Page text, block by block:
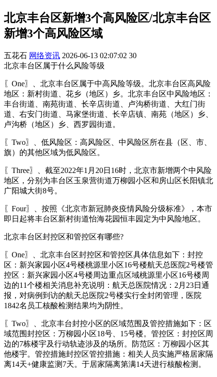
北京丰台区新增3个高风险区/北京丰台区
新增3个高风险区域
五花石 网络资讯 2026-06-13 02:07:02 30
北京丰台区属于什么风险等级
〖One〗、北京丰台区属于中高风险等级。北京丰台区高风险
地区：新村街道、花乡（地区）乡。北京丰台区中风险地区：
丰台街道、南苑街道、长辛店街道、卢沟桥街道、大红门街
道、右安门街道、马家堡街道、长辛店镇、南苑（地区）乡、
卢沟桥（地区）乡、西罗园街道。
〖Two〗、低风险区：高风险区、中风险区所在县（区、市、
旗）的其他区域为低风险区。
〖Three〗、截至2022年1月20日16时，北京市新增两个中风险
地区，分别为丰台区玉泉营街道万柳园小区和房山区长阳镇北
广阳城大街8号。
〖Four〗、按照《北京市新冠肺炎疫情风险分级标准》，本市
即日起将丰台区新村街道怡海花园恒丰园定为中风险地区。
北京丰台区封控区和管控区有哪些?
〖One〗、北京丰台区封控区和管控区具体信息如下：封控
区：新兴家园小区4号楼桃源里小区16号楼航天总医院2号楼管
控区：新兴家园小区4号楼周边重点区域桃源里小区16号楼周
边的11个楼相关消息补充说明：航天总医院情况：2月23日通
报，对病例到访的航天总医院2号楼实行全封闭管理，医院
1842名员工核酸检测结果均为阴性。
〖Two〗、北京丰台封控小区的区域范围及管控措施如下：区
域范围封控区：万柳园小区18号、15号楼。管控区：封控区周
边的7栋楼宇及行动轨迹涉及的场所。防范区：万柳园小区其
他楼宇。管控措施封控区管控措施：相关人员实施严格居家隔
离14天+健康监测7天。于居家隔离第满14天进行核酸检测。